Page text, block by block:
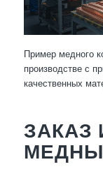
Пример медного
производстве с
качественных
ЗАКАЗ